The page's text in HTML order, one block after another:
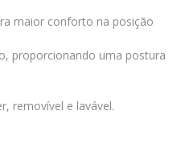
maior conforto na posição
proporcionando uma postura
removível e lavável.